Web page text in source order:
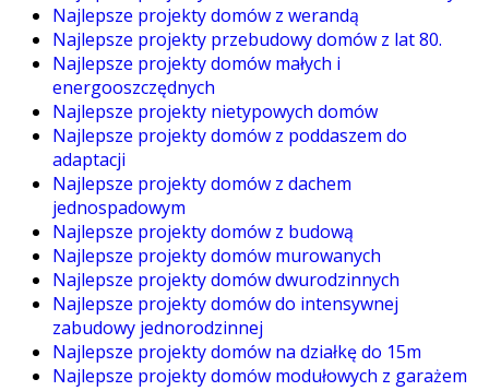
Najlepsze projekty domów z werandą
Najlepsze projekty przebudowy domów z lat 80.
Najlepsze projekty domów małych i
energooszczędnych
Najlepsze projekty nietypowych domów
Najlepsze projekty domów z poddaszem do
adaptacji
Najlepsze projekty domów z dachem
jednospadowym
Najlepsze projekty domów z budową
Najlepsze projekty domów murowanych
Najlepsze projekty domów dwurodzinnych
Najlepsze projekty domów do intensywnej
zabudowy jednorodzinnej
Najlepsze projekty domów na działkę do 15m
Najlepsze projekty domów modułowych z garażem